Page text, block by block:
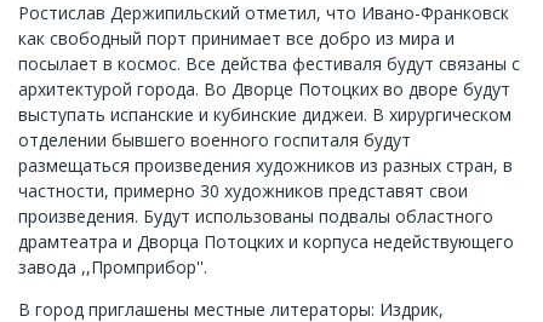
Ростислав Держипильский отметил, что Ивано-Франковск
как свободный порт принимает все добро из мира и
посылает в космос. Все действа фестиваля будут связаны с
архитектурой города. Во Дворце Потоцких во дворе будут
выступать испанские и кубинские диджеи. В хирургическом
отделении бывшего военного госпиталя будут
размещаться произведения художников из разных стран, в
частности, примерно 30 художников представят свои
произведения. Будут использованы подвалы областного
драмтеатра и Дворца Потоцких и корпуса недействующего
завода ,,Промприбор''.
В город приглашены местные литераторы: Издрик,